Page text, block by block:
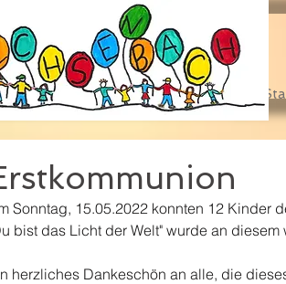
Sonntag, 15.05.2022 konnten 12 Kinder
bist das Licht der Welt" wurde an
herzliches Dankeschön an alle, die